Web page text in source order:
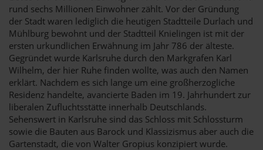
rund sechs Millionen Einwohner zählt. Vor der Gründung
der Stadt waren lediglich die heutigen Stadtteile Durlach und
Mühlburg bewohnt und der Stadtteil Knielingen ist mit der
ersten urkundlichen Erwähnung im Jahr 786 der älteste.
Gegründet wurde Karlsruhe durch den Markgrafen Karl
Wilhelm, der hier Ruhe finden wollte, was auch den Namen
erklärt. Nachdem es sich lange um eine großherzogliche
Residenz handelte, avancierte Baden im 19. Jahrhundert zur
liberalen Zufluchtsstätte innerhalb Deutschlands.
Sehenswert in Karlsruhe sind das Schloss mit Schlossturm
sowie die Bauten aus Barock und Klassizismus aber auch die
Gartenstadt, die von Walter Gropius konzipiert wurde.